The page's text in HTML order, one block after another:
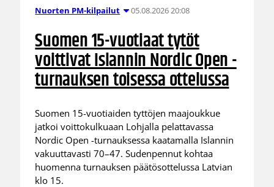
Nuorten PM-kilpailut 05.08.2026 20:08
Suomen 15-vuotiaat tytöt
voittivat Islannin Nordic Open -
turnauksen toisessa ottelussa
Suomen 15-vuotiaiden tyttöjen maajoukkue
jatkoi voittokulkuaan Lohjalla pelattavassa
Nordic Open -turnauksessa kaatamalla Islannin
vakuuttavasti 70–47. Sudenpennut kohtaa
huomenna turnauksen päätösottelussa Latvian
klo 15.